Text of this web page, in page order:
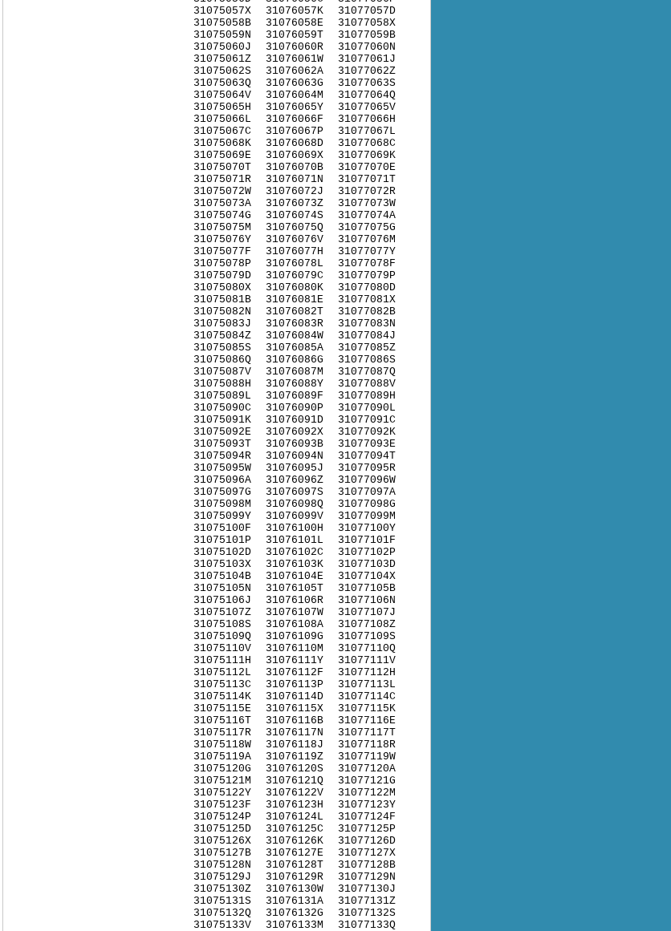
31075057X
31075058B
31075059N
31075060J
31075061Z
31075062S
31075063Q
31075064V
31075065H
31075066L
31075067C
31075068K
31075069E
31075070T
31075071R
31075072W
31075073A
31075074G
31075075M
31075076Y
31075077F
31075078P
31075079D
31075080X
31075081B
31075082N
31075083J
31075084Z
31075085S
31075086Q
31075087V
31075088H
31075089L
31075090C
31075091K
31075092E
31075093T
31075094R
31075095W
31075096A
31075097G
31075098M
31075099Y
31075100F
31075101P
31075102D
31075103X
31075104B
31075105N
31075106J
31075107Z
31075108S
31075109Q
31075110V
31075111H
31075112L
31075113C
31075114K
31075115E
31075116T
31075117R
31075118W
31075119A
31075120G
31075121M
31075122Y
31075123F
31075124P
31075125D
31075126X
31075127B
31075128N
31075129J
31075130Z
31075131S
31075132Q
31075133V
31076057K
31076058E
31076059T
31076060R
31076061W
31076062A
31076063G
31076064M
31076065Y
31076066F
31076067P
31076068D
31076069X
31076070B
31076071N
31076072J
31076073Z
31076074S
31076075Q
31076076V
31076077H
31076078L
31076079C
31076080K
31076081E
31076082T
31076083R
31076084W
31076085A
31076086G
31076087M
31076088Y
31076089F
31076090P
31076091D
31076092X
31076093B
31076094N
31076095J
31076096Z
31076097S
31076098Q
31076099V
31076100H
31076101L
31076102C
31076103K
31076104E
31076105T
31076106R
31076107W
31076108A
31076109G
31076110M
31076111Y
31076112F
31076113P
31076114D
31076115X
31076116B
31076117N
31076118J
31076119Z
31076120S
31076121Q
31076122V
31076123H
31076124L
31076125C
31076126K
31076127E
31076128T
31076129R
31076130W
31076131A
31076132G
31076133M
31077057D
31077058X
31077059B
31077060N
31077061J
31077062Z
31077063S
31077064Q
31077065V
31077066H
31077067L
31077068C
31077069K
31077070E
31077071T
31077072R
31077073W
31077074A
31077075G
31077076M
31077077Y
31077078F
31077079P
31077080D
31077081X
31077082B
31077083N
31077084J
31077085Z
31077086S
31077087Q
31077088V
31077089H
31077090L
31077091C
31077092K
31077093E
31077094T
31077095R
31077096W
31077097A
31077098G
31077099M
31077100Y
31077101F
31077102P
31077103D
31077104X
31077105B
31077106N
31077107J
31077108Z
31077109S
31077110Q
31077111V
31077112H
31077113L
31077114C
31077115K
31077116E
31077117T
31077118R
31077119W
31077120A
31077121G
31077122M
31077123Y
31077124F
31077125P
31077126D
31077127X
31077128B
31077129N
31077130J
31077131Z
31077132S
31077133Q